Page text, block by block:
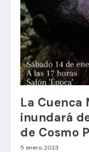
La Cuenca
inundará
de Cosmo
5 enero, 2023